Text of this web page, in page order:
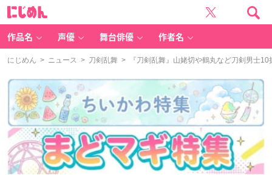
作品名 声優 舞台俳優 作者名
にじめん > ニュース > 刀剣乱舞 > 『刀剣乱舞』山姥切や鶴丸など刀剣男士